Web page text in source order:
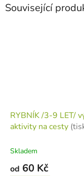
Související
RYBNÍK /3-9 LET/
aktivity na cesty
Skladem
od 60 Kč